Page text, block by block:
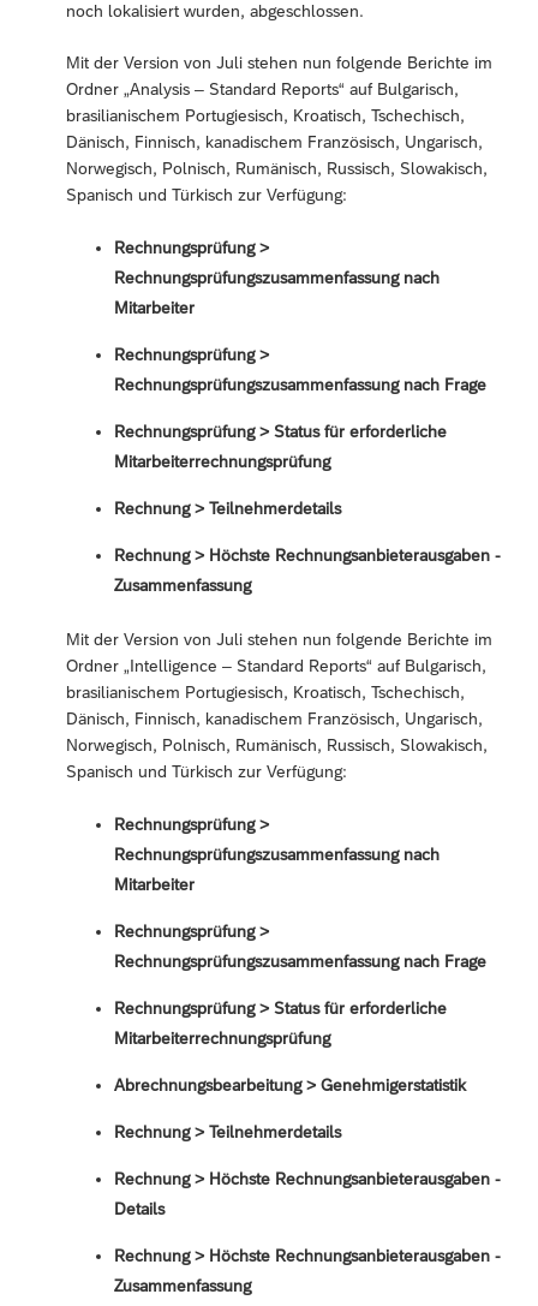
noch lokalisiert wurden, abgeschlossen.
Mit der Version von Juli stehen nun folgende Berichte im
Ordner „Analysis – Standard Reports“ auf Bulgarisch,
brasilianischem Portugiesisch, Kroatisch, Tschechisch,
Dänisch, Finnisch, kanadischem Französisch, Ungarisch,
Norwegisch, Polnisch, Rumänisch, Russisch, Slowakisch,
Spanisch und Türkisch zur Verfügung:
Rechnungsprüfung >
Rechnungsprüfungszusammenfassung nach
Mitarbeiter
Rechnungsprüfung >
Rechnungsprüfungszusammenfassung nach Frage
Rechnungsprüfung > Status für erforderliche
Mitarbeiterrechnungsprüfung
Rechnung > Teilnehmerdetails
Rechnung > Höchste Rechnungsanbieterausgaben -
Zusammenfassung
Mit der Version von Juli stehen nun folgende Berichte im
Ordner „Intelligence – Standard Reports“ auf Bulgarisch,
brasilianischem Portugiesisch, Kroatisch, Tschechisch,
Dänisch, Finnisch, kanadischem Französisch, Ungarisch,
Norwegisch, Polnisch, Rumänisch, Russisch, Slowakisch,
Spanisch und Türkisch zur Verfügung:
Rechnungsprüfung >
Rechnungsprüfungszusammenfassung nach
Mitarbeiter
Rechnungsprüfung >
Rechnungsprüfungszusammenfassung nach Frage
Rechnungsprüfung > Status für erforderliche
Mitarbeiterrechnungsprüfung
Abrechnungsbearbeitung > Genehmigerstatistik
Rechnung > Teilnehmerdetails
Rechnung > Höchste Rechnungsanbieterausgaben -
Details
Rechnung > Höchste Rechnungsanbieterausgaben -
Zusammenfassung